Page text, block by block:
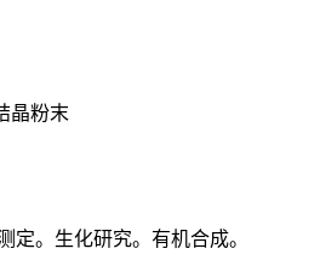
晶粉末
定。生化研究。有机合成。